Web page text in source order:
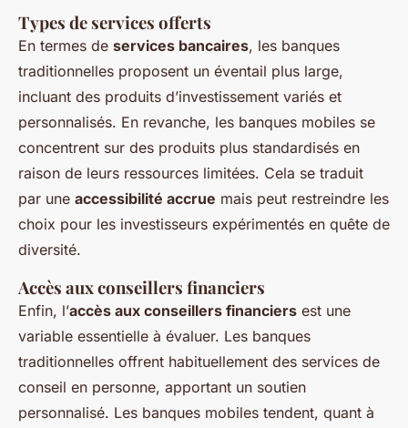
Types de services offerts
En termes de services bancaires, les banques
traditionnelles proposent un éventail plus large,
incluant des produits d’investissement variés et
personnalisés. En revanche, les banques mobiles se
concentrent sur des produits plus standardisés en
raison de leurs ressources limitées. Cela se traduit
par une accessibilité accrue mais peut restreindre les
choix pour les investisseurs expérimentés en quête de
diversité.
Accès aux conseillers financiers
Enfin, l’accès aux conseillers financiers est une
variable essentielle à évaluer. Les banques
traditionnelles offrent habituellement des services de
conseil en personne, apportant un soutien
personnalisé. Les banques mobiles tendent, quant à